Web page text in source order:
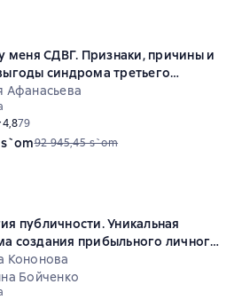
меня СДВГ. Признаки, причины и
синдрома третьего
у взрослых
Афанасьева
рейтинг 4,8 на основе 79 оценок
4,879
s`om92 945,45 s`om
публичности. Уникальная
создания прибыльного личного
Кононова
Бойченко